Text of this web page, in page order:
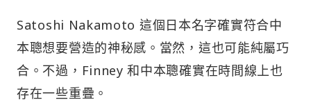
Satoshi Nakamoto 這個日本名字確實符合中
本聰想要營造的神秘感。當然，這也可能純屬巧
合。不過，Finney 和中本聰確實在時間線上也
存在一些重疊。